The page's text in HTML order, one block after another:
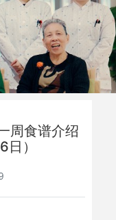
周食谱介绍
）